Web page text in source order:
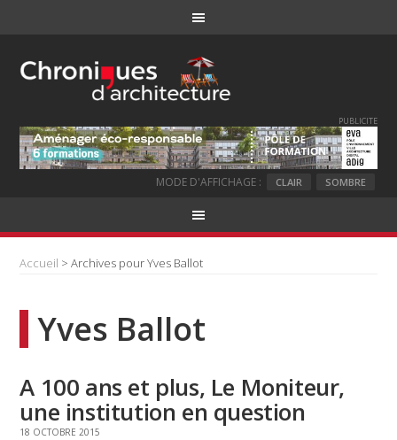
PUBLICITE
MODE D'AFFICHAGE : CLAIR SOMBRE
Accueil > Archives pour Yves Ballot
Yves Ballot
A 100 ans et plus, Le Moniteur,
une institution en question
18 OCTOBRE 2015